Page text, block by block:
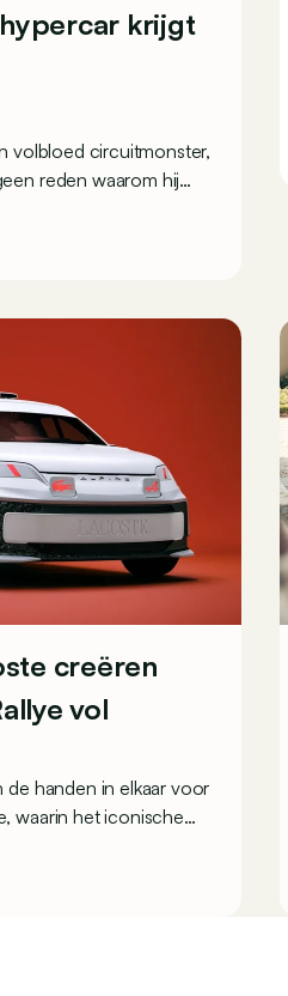
krijgt
volbloed circuitmonster,
reden waarom hij
creëren
vol
de handen in elkaar voor
waarin het iconische